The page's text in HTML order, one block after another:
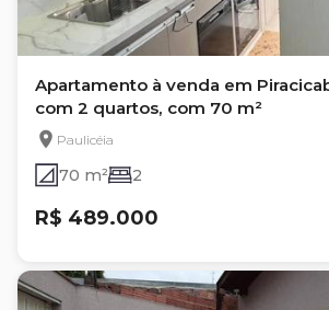
Apartamento à venda em
com 2 quartos, com 70 m²
Paulicéia
70 m² 2
R$ 489.000